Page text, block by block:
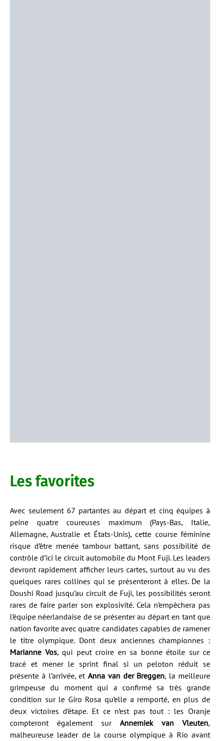
Les favorites
Avec seulement 67 partantes au départ et cinq équipes à
peine quatre coureuses maximum (Pays-Bas, Italie,
Allemagne, Australie et États-Unis), cette course féminine
risque d’être menée tambour battant, sans possibilité de
contrôle d’ici le circuit automobile du Mont Fuji. Les leaders
devront rapidement afficher leurs cartes, surtout au vu des
quelques rares collines qui se présenteront à elles. De la
Doushi Road jusqu’au circuit de Fuji, les possibilités seront
rares de faire parler son explosivité. Cela n’empêchera pas
l’équipe néerlandaise de se présenter au départ en tant que
nation favorite avec quatre candidates capables de ramener
le titre olympique. Dont deux anciennes championnes :
Marianne Vos, qui peut croire en sa bonne étoile sur ce
tracé et mener le sprint final si un peloton réduit se
présente à l’arrivée, etAnna van der Breggen, la meilleure
grimpeuse du moment qui a confirmé sa très grande
condition sur le Giro Rosa qu’elle a remporté, en plus de
deux victoires d’étape. Et ce n’est pas tout : les Oranje
compteront également sur Annemiek van Vleuten,
malheureuse leader de la course olympique à Rio avant